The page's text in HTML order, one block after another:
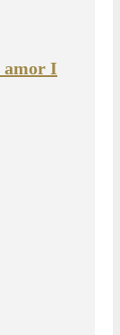
amor I